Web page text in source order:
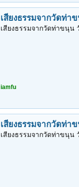
เสียงธรรมจากวัดท่
เสียงธรรมจากวัดท่าขนุ
iamfu
เสียงธรรมจากวัดท่
เสียงธรรมจากวัดท่าขนุ